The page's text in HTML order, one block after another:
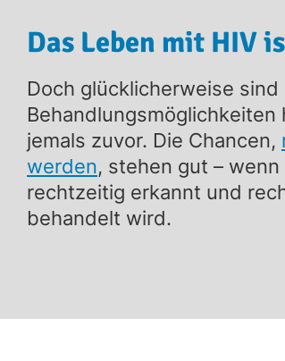
Das Leben mit HIV
Doch glücklicherweise sind
Behandlungs­möglich­keiten
jemals zuvor. Die Chancen,
werden, stehen gut – wenn
rechtzeitig erkannt und
behandelt wird.